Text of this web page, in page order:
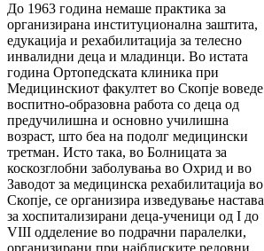
До 1963 година немаше практика за
организирана институционална заштита,
едукација и рехабилитација за телесно
инвалидни деца и младинци. Во истата
година Ортопедската клиника при
Медицинскиот факултет во Скопје воведе
воспитно-образовна работа со деца од
предучилишна и основно училишна
возраст, што беа на подолг медицински
третман. Исто така, во Болницата за
коскозглобни заболувања во Охрид и во
Заводот за медицинска рехабилитација во
Скопје, се организира изведување настава
за хоспитализирани деца-ученици од I до
VIII одделение во подрачни паралелки,